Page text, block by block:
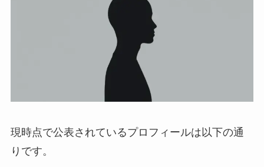
現時点で公表されているプロフィールは以下の通
りです。